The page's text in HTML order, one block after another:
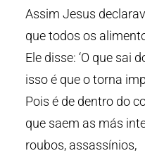
Assim Jesus
que todos os
Ele disse: ‘O que sai
isso é que o torna
Pois é de dentro do
que saem as más
roubos, assassínios,